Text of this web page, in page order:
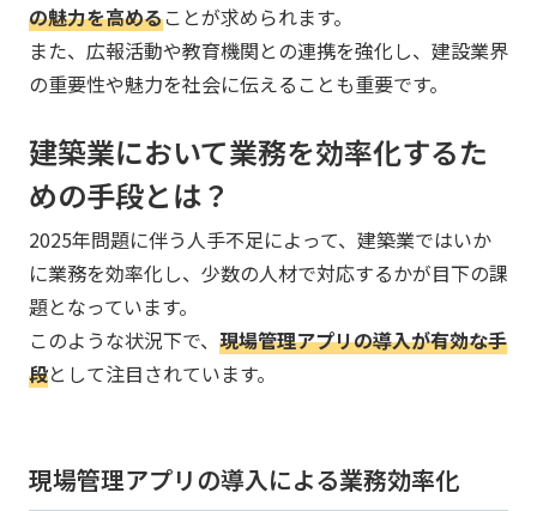
の魅力を高めることが求められます。
​また、広報活動や教育機関との連携を強化し、建設業界
の重要性や魅力を社会に伝えることも重要です。
建築業において業務を効率化するた
めの手段とは？
​2025年問題に伴う人手不足によって、建築業ではいか
に業務を効率化し、少数の人材で対応するかが目下の課
題となっています。
​このような状況下で、 現場管理アプリの導入が有効な手
段として注目されています。
現場管理アプリの導入による業務効率化